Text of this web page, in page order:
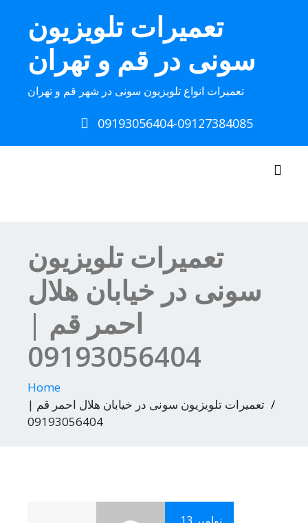
تعمیرات تلویزیون
سونی در قم و تهران
تعمیرات انواع تلویزیون سونی در شهر قم و تهران
09193056404-09127384085
Toggle navigation
تعمیرات تلویزیون
سونی در خیابان هلال
احمر قم |
09193056404
Home
تعمیرات تلویزیون سونی در خیابان هلال احمر قم |
09193056404